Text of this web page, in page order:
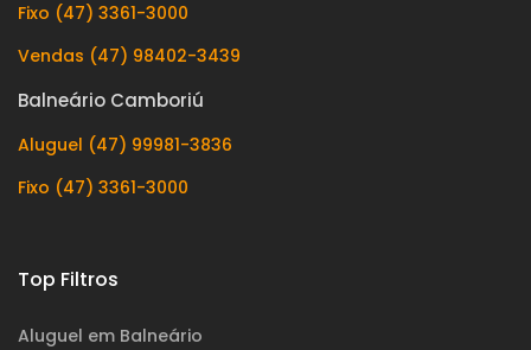
Fixo (47) 3361-3000
Vendas (47) 98402-3439
Balneário Camboriú
Aluguel (47) 99981-3836
Fixo (47) 3361-3000
Top Filtros
Aluguel em Balneário